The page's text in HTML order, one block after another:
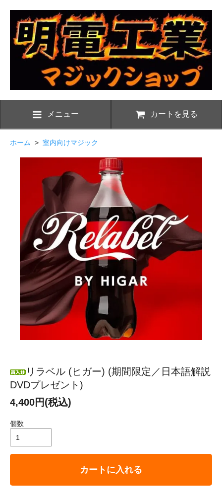
メニュー カートを見る
ホーム > 室内向けマジック
リラベル (ヒガー) (期間限定／日本語解説
DVDプレゼント)
4,400円(税込)
個数
カートに入れる